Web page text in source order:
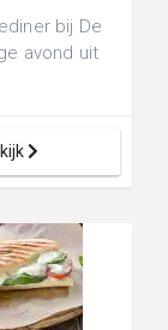
bij De
avond uit